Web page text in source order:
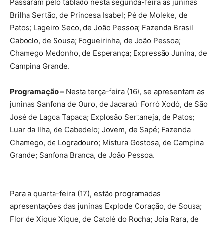
Passaram pelo tablado nesta segunda-feira as juninas
Brilha Sertão, de Princesa Isabel; Pé de Moleke, de
Patos; Lageiro Seco, de João Pessoa; Fazenda Brasil
Caboclo, de Sousa; Fogueirinha, de João Pessoa;
Chamego Medonho, de Esperança; Expressão Junina, de
Programação – Nesta terça-feira (16), se apresentam as
juninas Sanfona de Ouro, de Jacaraú; Forró Xodó, de São
José de Lagoa Tapada; Explosão Sertaneja, de Patos;
Luar da Ilha, de Cabedelo; Jovem, de Sapé; Fazenda
Chamego, de Logradouro; Mistura Gostosa, de Campina
Para a quarta-feira (17), estão programadas
apresentações das juninas Explode Coração, de Sousa;